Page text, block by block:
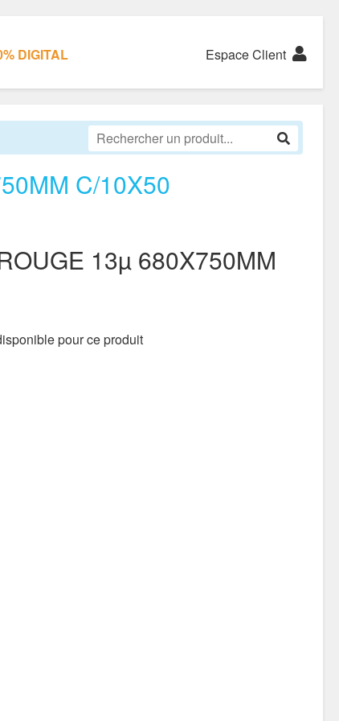
DIGITAL Espace Client
C/10X50
13µ 680X750MM
pour ce produit